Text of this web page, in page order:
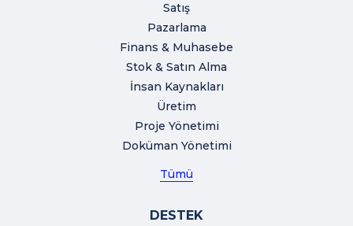
Satış
Pazarlama
Finans & Muhasebe
Stok & Satın Alma
İnsan Kaynakları
Üretim
Proje Yönetimi
Doküman Yönetimi
Tümü
DESTEK